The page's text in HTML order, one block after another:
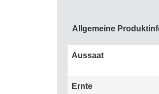
Allgemeine
Aussaat
Ernte